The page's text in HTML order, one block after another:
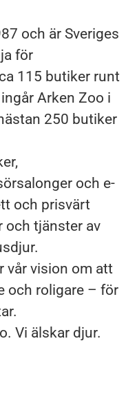
och är Sveriges
för
115 butiker runt
Arken Zoo i
250 butiker
och e-
och prisvärt
och tjänster av
vår vision om att
och roligare – för
Vi älskar djur.